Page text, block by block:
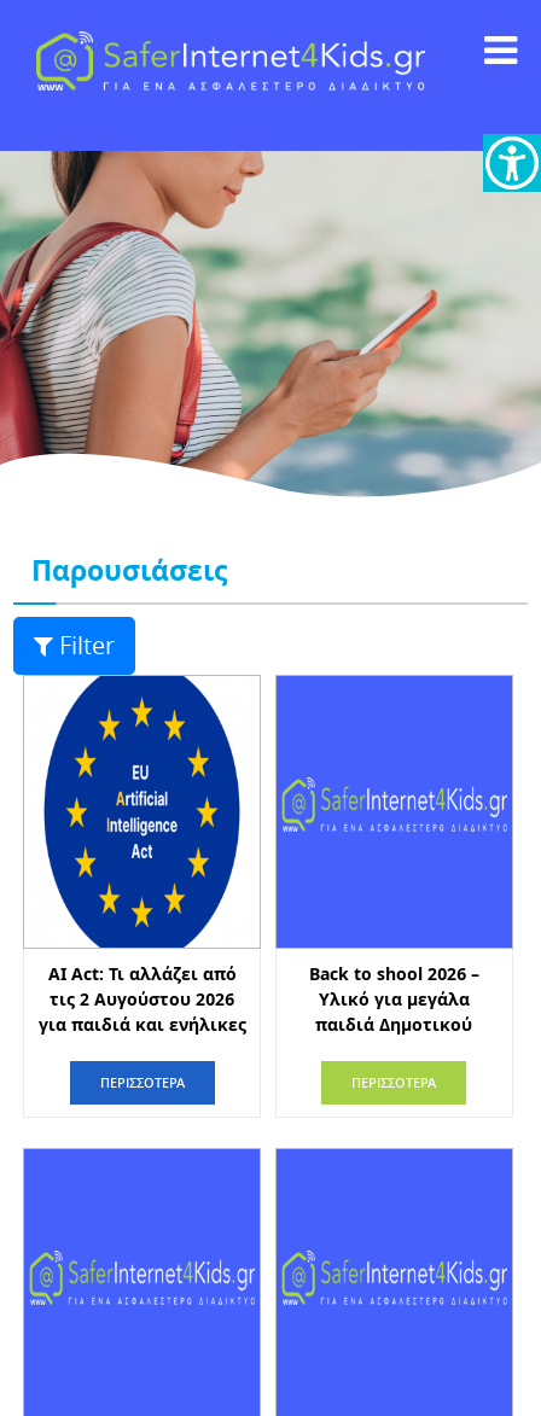
Παρουσιάσεις
Filter
AI Act: Τι αλλάζει από
τις 2 Αυγούστου 2026
για παιδιά και ενήλικες
ΠΕΡΙΣΣΟΤΕΡΑ
Back to shool 2026 –
Υλικό για μεγάλα
παιδιά Δημοτικού
ΠΕΡΙΣΣΟΤΕΡΑ